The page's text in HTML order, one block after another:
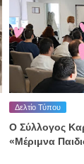
Δελτίο Τύπου
Ο Σύλλογος
«Μέριμνα